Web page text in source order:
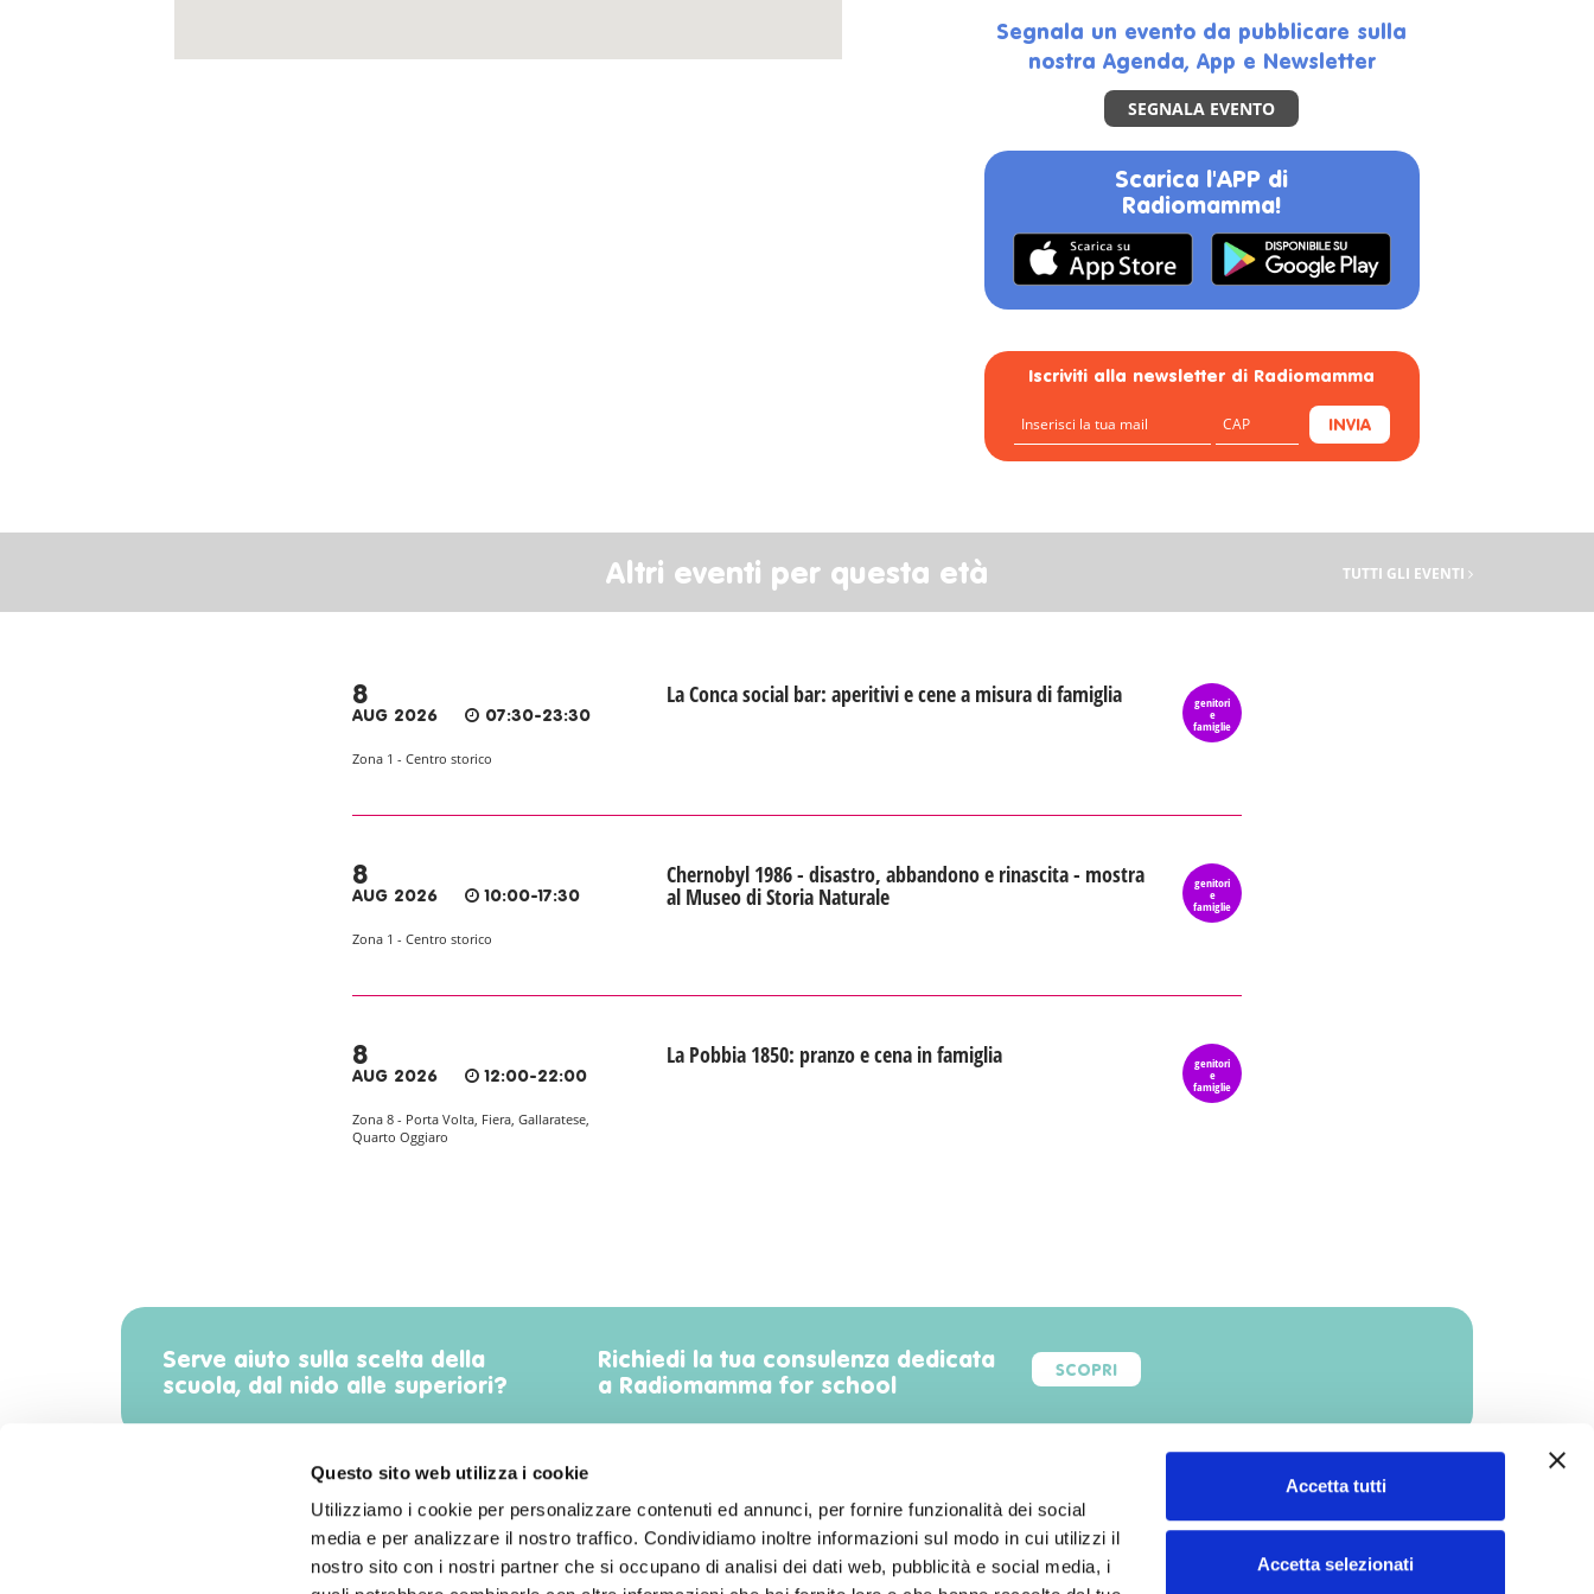
Questo sito web utilizza i cookie
Utilizziamo i cookie per personalizzare contenuti ed annunci, per fornire funzionalità dei social
media e per analizzare il nostro traffico. Condividiamo inoltre informazioni sul modo in cui utilizzi il
nostro sito con i nostri partner che si occupano di analisi dei dati web, pubblicità e social media, i
Accetta tutti
Accetta selezionati
Segnala un evento da pubblicare sulla
nostra Agenda, App e Newsletter
SEGNALA EVENTO
Scarica l'APP di
Radiomamma!
Iscriviti alla newsletter di Radiomamma
INVIA
Altri eventi per questa età TUTTI GLI EVENTI
8
AUG 2026 07:30-23:30
Zona 1 - Centro storico
La Conca social bar: aperitivi e cene a misura di famiglia genitori
e
famiglie
8
AUG 2026 10:00-17:30
Zona 1 - Centro storico
Chernobyl 1986 - disastro, abbandono e rinascita - mostra
al Museo di Storia Naturale genitori
e
famiglie
8
AUG 2026 12:00-22:00
Zona 8 - Porta Volta, Fiera, Gallaratese,
Quarto Oggiaro
La Pobbia 1850: pranzo e cena in famiglia genitori
e
famiglie
Serve aiuto sulla scelta della
scuola, dal nido alle superiori?
Richiedi la tua consulenza dedicata
a Radiomamma for school
SCOPRI
Scarica l'app di Radiomamma!
Trova luoghi, servizi, sconti, eventi
familyfriendly a Milano!